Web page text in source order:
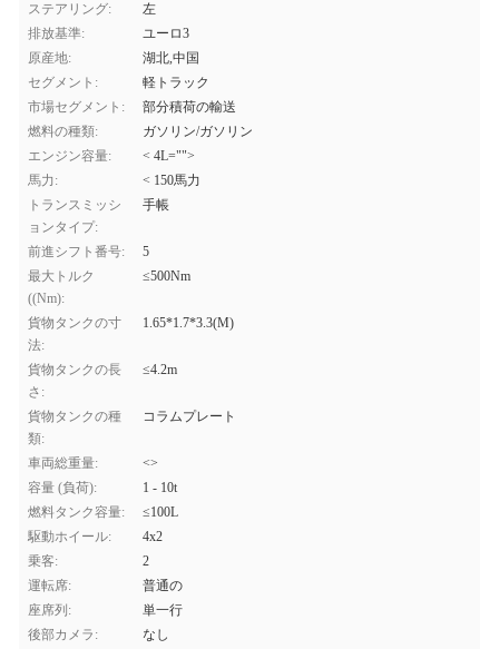
ステアリング:
左
排放基準:
ユーロ3
原産地:
湖北,中国
セグメント:
軽トラック
市場セグメント:
部分積荷の輸送
燃料の種類:
ガソリン/ガソリン
エンジン容量:
< 4L="">
馬力:
< 150馬力
トランスミッシ
ョンタイプ:
手帳
前進シフト番号:
5
最大トルク
((Nm):
≤500Nm
貨物タンクの寸
法:
1.65*1.7*3.3(M)
貨物タンクの長
さ:
≤4.2m
貨物タンクの種
類:
コラムプレート
車両総重量:
<>
容量 (負荷):
1 - 10t
燃料タンク容量:
≤100L
駆動ホイール:
4x2
乗客:
2
運転席:
普通の
座席列:
単一行
後部カメラ:
なし